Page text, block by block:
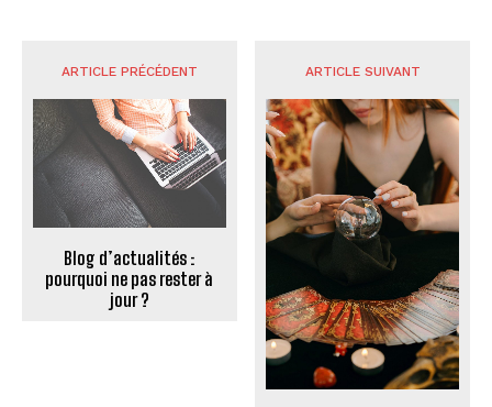
ARTICLE PRÉCÉDENT
Blog d’actualités :
pourquoi ne pas rester à
jour ?
ARTICLE SUIVANT